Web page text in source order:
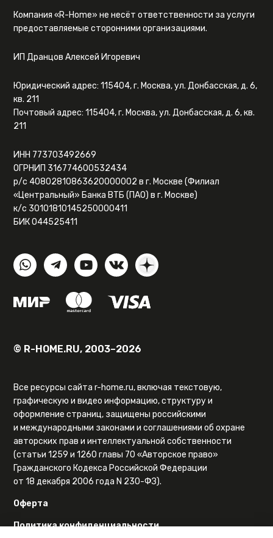
Компания «R-Home» не несёт ответственности за услуги
предоставляемые сторонними организациями.
ИП Дранцов Алексей Игоревич
Юридический адрес: 115404, г. Москва, ул. Донбасская, д. 6,
кв. 211
Почтовый адрес: 115404, г. Москва, ул. Донбасская, д. 6, кв.
211
ИНН 773703492669
ОГРНИП 316774600532434
р/с 40802810863620000002 в г. Москве (Филиал
«Центральный» Банка ВТБ (ПАО) в г. Москве)
к/с 30101810145250000411
БИК 044525411
© R-HOME.RU, 2003–2026
Все ресурсы сайта r-home.ru, включая текстовую,
графическую и видео информацию, структуру и
оформление страниц, защищены российскими
и международными законами и соглашениями об охране
авторских прав и интеллектуальной собственности
(статьи 1259 и 1260 главы 70 «Авторское право»
Гражданского Кодекса Российской Федерации
от 18 декабря 2006 года N 230-ФЗ).
Оферта
Политика конфиденциальности